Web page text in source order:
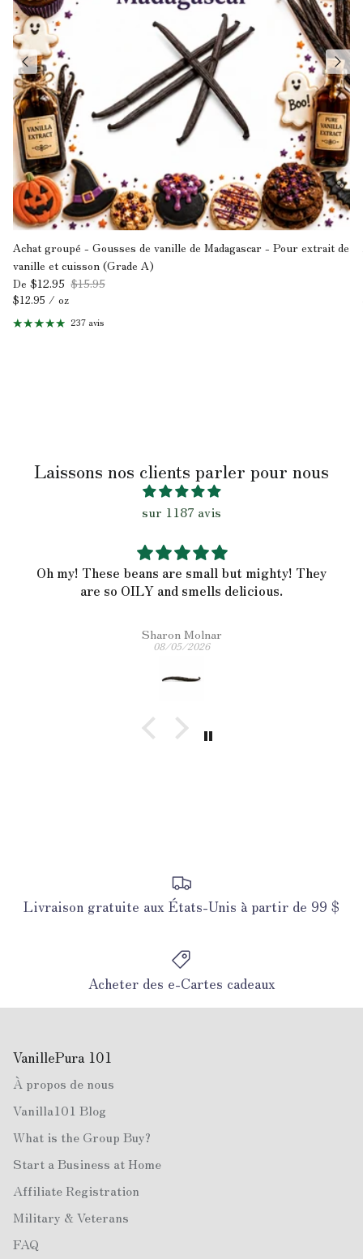
Achat groupé - Gousses de vanille de Madagascar - Pour extrait de
vanille et cuisson (Grade A)
De $12.95 $15.95
Prix unitaire
$12.95 / oz
237 avis
Laissons nos clients parler pour nous
sur 1187 avis
Oh my! These beans are small but mighty! They
are so OILY and smells delicious.
Sharon Molnar
08/05/2026
Livraison gratuite aux États-Unis à partir de 99 $
Acheter des e-Cartes cadeaux
VanillePura 101
À propos de nous
Vanilla101 Blog
What is the Group Buy?
Start a Business at Home
Affiliate Registration
Military & Veterans
FAQ